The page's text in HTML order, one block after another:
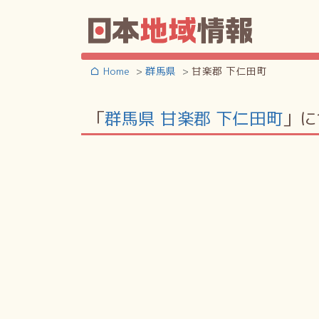
Home 群馬県 甘楽郡 下仁田町
「群馬県 甘楽郡 下仁田町 」